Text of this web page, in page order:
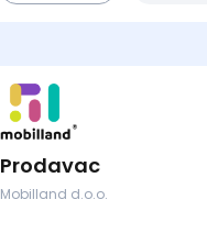
Prodavac
Mobilland d.o.o.